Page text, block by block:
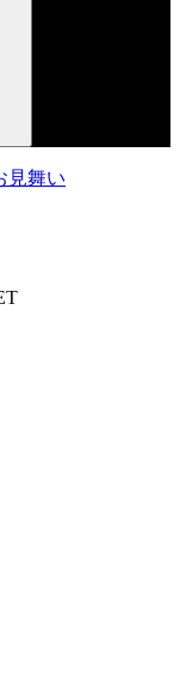
見舞い